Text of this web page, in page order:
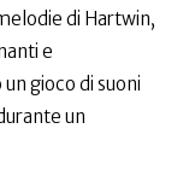
di Hartwin,
e
gioco di suoni
un